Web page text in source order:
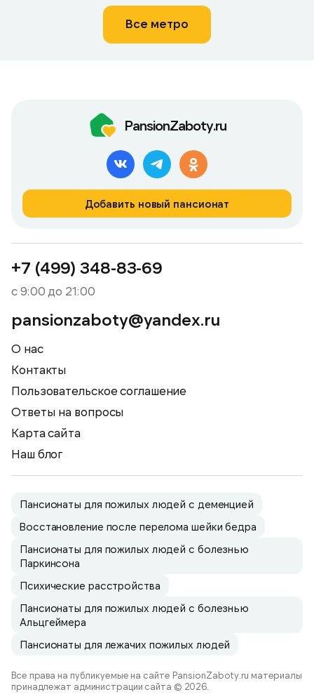
Все метро
PansionZaboty.ru
Добавить новый пансионат
+7 (499) 348-83-69
с 9:00 до 21:00
pansionzaboty@yandex.ru
О нас
Контакты
Пользовательское соглашение
Ответы на вопросы
Карта сайта
Наш блог
Пансионаты для пожилых людей с деменцией
Восстановление после перелома шейки бедра
Пансионаты для пожилых людей с болезнью
Паркинсона
Психические расстройства
Пансионаты для пожилых людей с болезнью
Альцгеймера
Пансионаты для лежачих пожилых людей
Все права на публикуемые на сайте PansionZaboty.ru материалы
принадлежат администрации сайта © 2026.